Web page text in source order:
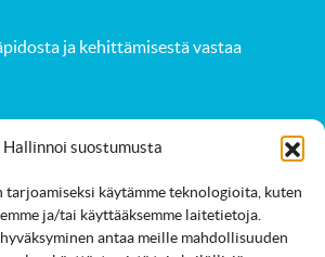
Hallinnoi suostumusta
tarjoamiseksi käytämme teknologioita, kuten
ja/tai käyttääksemme laitetietoja.
antaa meille mahdollisuuden
ja kehittämisestä vastaa
Palvelut Kartta